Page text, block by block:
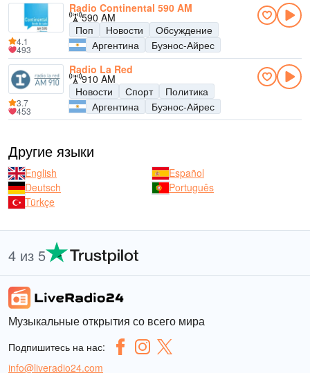
Radio Continental 590 AM
590 AM
Поп
Новости
Обсуждение
Аргентина
Буэнос-Айрес
4.1
493
Radio La Red
910 AM
Новости
Спорт
Политика
Аргентина
Буэнос-Айрес
3.7
453
Другие языки
English
Español
Deutsch
Português
Türkçe
4 из 5
Музыкальные открытия со всего мира
Подпишитесь на нас:
info@liveradio24.com